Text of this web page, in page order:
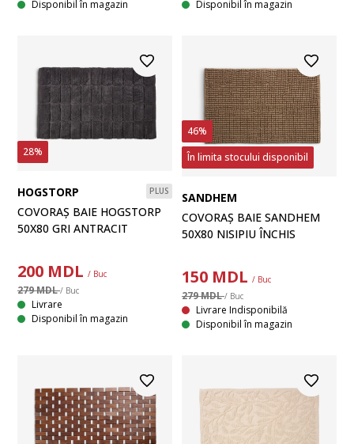
Disponibil în magazin Disponibil în magazin
28%
HOGSTORP PLUS
COVORAȘ BAIE HOGSTORP
50X80 GRI ANTRACIT
200 MDL / Buc
279 MDL/ Buc
Livrare
Disponibil în magazin
46%
În limita stocului disponibil
SANDHEM
COVORAȘ BAIE SANDHEM
50X80 NISIPIU ÎNCHIS
150 MDL / Buc
279 MDL/ Buc
Livrare Indisponibilă
Disponibil în magazin